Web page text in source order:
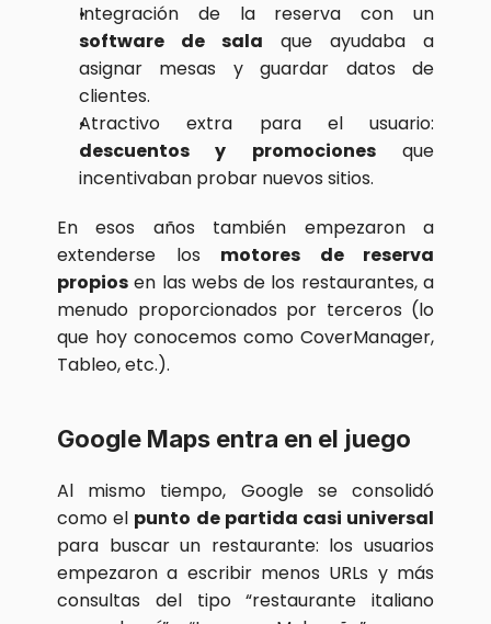
software de sala que ayudaba a
asignar mesas y guardar datos de
clientes.
descuentos y promociones que
incentivaban probar nuevos sitios.
En esos años también empezaron a
extenderse los motores de reserva
propios en las webs de los restaurantes, a
menudo proporcionados por terceros (lo
que hoy conocemos como CoverManager,
Tableo, etc.).
Google Maps entra en el juego
Al mismo tiempo, Google se consolidó
como el punto de partida casi universal
para buscar un restaurante: los usuarios
empezaron a escribir menos URLs y más
consultas del tipo “restaurante italiano